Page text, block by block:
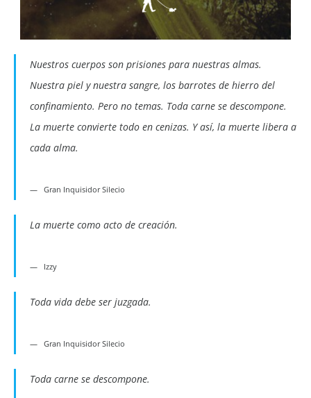
Nuestros cuerpos son prisiones para nuestras almas.
Nuestra piel y nuestra sangre, los barrotes de hierro del
confinamiento. Pero no temas. Toda carne se descompone.
La muerte convierte todo en cenizas. Y así, la muerte libera a
cada alma.
Gran Inquisidor Silecio
La muerte como acto de creación.
Izzy
Toda vida debe ser juzgada.
Gran Inquisidor Silecio
Toda carne se descompone.